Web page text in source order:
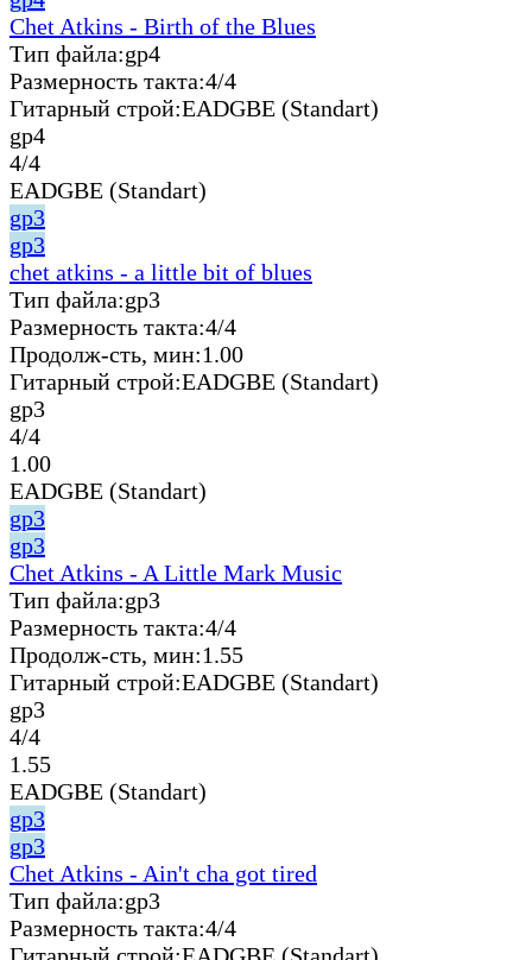
Chet Atkins - Birth of the Blues
Тип файла:gp4
Размерность такта:4/4
Гитарный строй:EADGBE (Standart)
gp4
4/4
EADGBE (Standart)
gp3
gp3
chet atkins - a little bit of blues
Тип файла:gp3
Размерность такта:4/4
Продолж-сть, мин:1.00
Гитарный строй:EADGBE (Standart)
gp3
4/4
1.00
EADGBE (Standart)
gp3
gp3
Chet Atkins - A Little Mark Music
Тип файла:gp3
Размерность такта:4/4
Продолж-сть, мин:1.55
Гитарный строй:EADGBE (Standart)
gp3
4/4
1.55
EADGBE (Standart)
gp3
gp3
Chet Atkins - Ain't cha got tired
Тип файла:gp3
Размерность такта:4/4